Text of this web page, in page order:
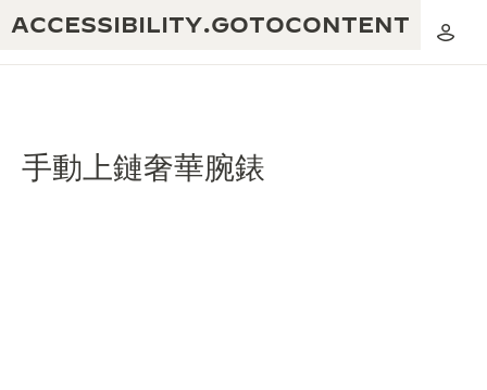
ACCESSIBILITY.GOTOCONTENT
手動上鏈奢華腕錶